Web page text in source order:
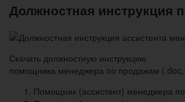
Должностная инструкция
Скачать должностную инструкцию
помощника менеджера по продажам
Помощник (ассистент) менеджера по